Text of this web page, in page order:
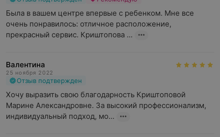
Была в вашем центре впервые с ребенком. Мне все
очень понравилось: отличное расположение,
прекрасный сервис. Криштопова ...
Валентина
25 ноября 2022
Отзыв подтвержден
Хочу выразить свою благодарность Криштоповой
Марине Александровне. За высокий профессионализм,
индивидуальный подход, мо...